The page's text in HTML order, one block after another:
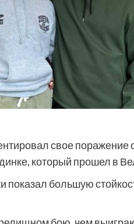
свое поражение
который прошел в
большую